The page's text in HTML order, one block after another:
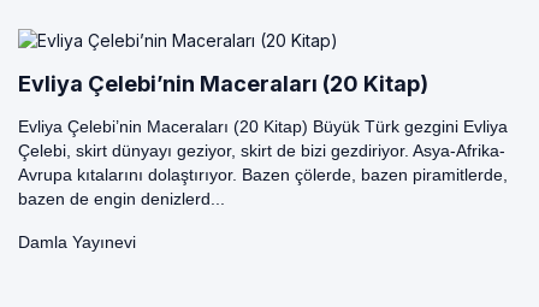
Evliya Çelebi’nin Maceraları (20 Kitap)
Evliya Çelebi’nin Maceraları (20 Kitap) Büyük Türk gezgini Evliya
Çelebi, skirt dünyayı geziyor, skirt de bizi gezdiriyor. Asya-Afrika-
Avrupa kıtalarını dolaştırıyor. Bazen çölerde, bazen piramitlerde,
bazen de engin denizlerd...
Damla Yayınevi